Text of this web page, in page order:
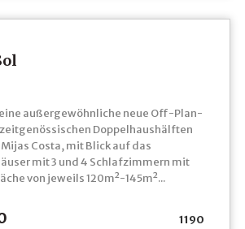
außergewöhnliche neue Off-Plan-
Doppelhaushälften
Costa, mit Blick auf das
mit 3 und 4 Schlafzimmern mit
von jeweils 120m²-145m²...
1190